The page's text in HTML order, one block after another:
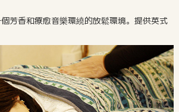
芳香和療愈音樂環繞的放鬆環境。提供英式